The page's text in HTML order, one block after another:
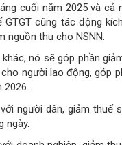
cuối năm 2025 và cả
GTGT cũng tác động
nguồn thu cho NSNN.
nó sẽ góp phần
người lao động, góp
2026.
người dân, giảm thuế
ngày.